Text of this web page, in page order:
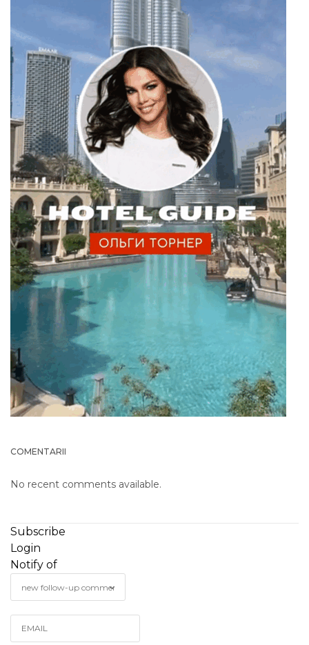
COMENTARII
No recent comments available.
Subscribe
Login
Notify of